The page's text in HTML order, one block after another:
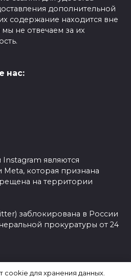
дополнительной
содержание находится вне
не отвечаем за их
нас:
являются
которая признана
на территории
заблокирована в России
прокуратуры от 24
cookie для хранения данных.